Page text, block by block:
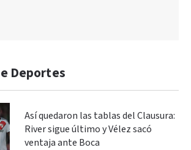
Deportes
Así quedaron las tablas del Clausura:
River sigue último y Vélez sacó
ventaja ante Boca